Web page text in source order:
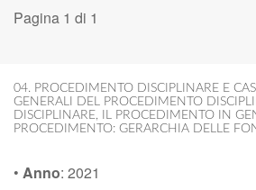
Pagina 1 di 1
04. PROCEDIMENTO DISCIPLINARE E
GENERALI DEL PROCEDIMENTO
DISCIPLINARE, IL PROCEDIMENTO IN
PROCEDIMENTO: GERARCHIA DELLE
• Anno: 2021